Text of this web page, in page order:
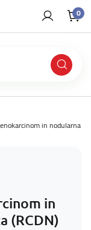
0
in nodularna
in
(RCDN)